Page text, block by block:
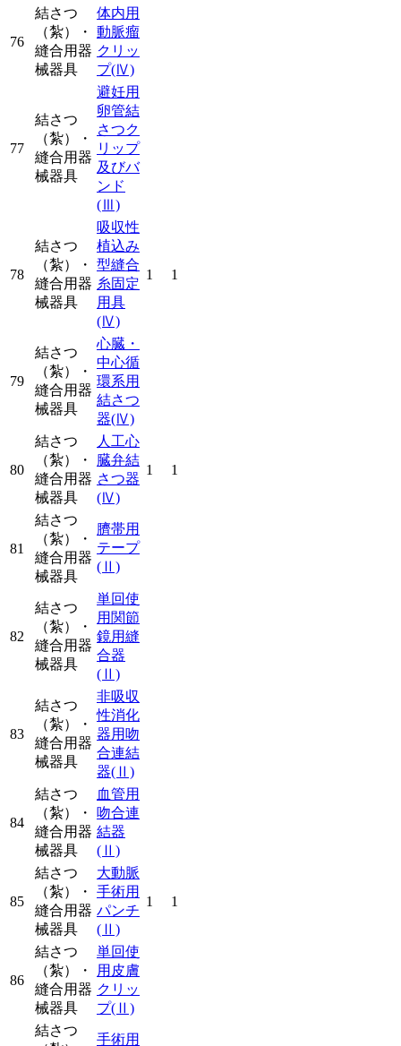
76
結さつ
（紮）・
縫合用器
械器具
体内用
動脈瘤
クリッ
プ(Ⅳ)
77
結さつ
（紮）・
縫合用器
械器具
避妊用
卵管結
さつク
リップ
及びバ
ンド
(Ⅲ)
78
結さつ
（紮）・
縫合用器
械器具
吸収性
植込み
型縫合
糸固定
用具
(Ⅳ)
1 1
79
結さつ
（紮）・
縫合用器
械器具
心臓・
中心循
環系用
結さつ
器(Ⅳ)
80
結さつ
（紮）・
縫合用器
械器具
人工心
臓弁結
さつ器
(Ⅳ)
1 1
81
結さつ
（紮）・
縫合用器
械器具
臍帯用
テープ
(Ⅱ)
82
結さつ
（紮）・
縫合用器
械器具
単回使
用関節
鏡用縫
合器
(Ⅱ)
83
結さつ
（紮）・
縫合用器
械器具
非吸収
性消化
器用吻
合連結
器(Ⅱ)
84
結さつ
（紮）・
縫合用器
械器具
血管用
吻合連
結器
(Ⅱ)
85
結さつ
（紮）・
縫合用器
械器具
大動脈
手術用
パンチ
(Ⅱ)
1 1
86
結さつ
（紮）・
縫合用器
械器具
単回使
用皮膚
クリッ
プ(Ⅱ)
結さつ
手術用